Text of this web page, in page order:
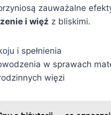
zauważalne
i więź z bliskimi.
i spełnienia
w sprawach
więzi